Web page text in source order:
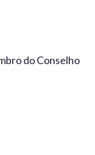
do Conselho